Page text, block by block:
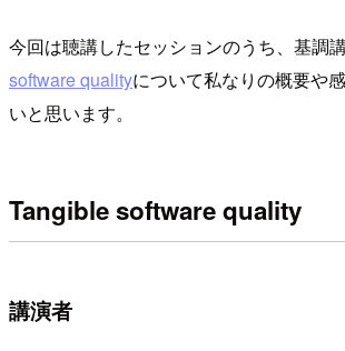
今回は聴講したセッションのうち、基調
software qualityについて私なりの概要や
いと思います。
Tangible software quality
講演者